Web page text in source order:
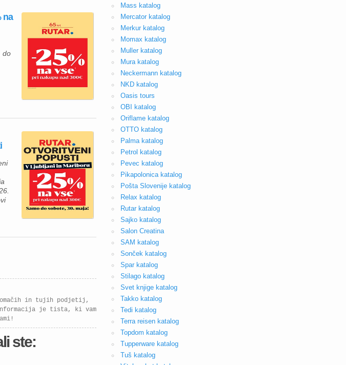
na
do
in tujih podjetij,
je tista, ki vam
ste:
Mass katalog
Mercator katalog
Merkur katalog
Momax katalog
Muller katalog
Mura katalog
Neckermann katalog
NKD katalog
Oasis tours
OBI katalog
Oriflame katalog
OTTO katalog
Palma katalog
Petrol katalog
Pevec katalog
Pikapolonica katalog
Pošta Slovenije katalog
Relax katalog
Rutar katalog
Sajko katalog
Salon Creatina
SAM katalog
Sonček katalog
Spar katalog
Stilago katalog
Svet knjige katalog
Takko katalog
Tedi katalog
Terra reisen katalog
Topdom katalog
Tupperware katalog
Tuš katalog